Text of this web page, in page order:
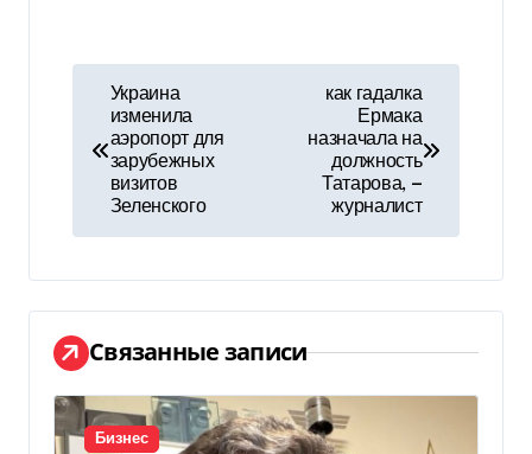
и
г
а
ц
и
Украина
изменила
аэропорт для
зарубежных
визитов
Зеленского
как гадалка
Ермака
назначала на
должность
Татарова, —
журналист
Связанные записи
Бизнес